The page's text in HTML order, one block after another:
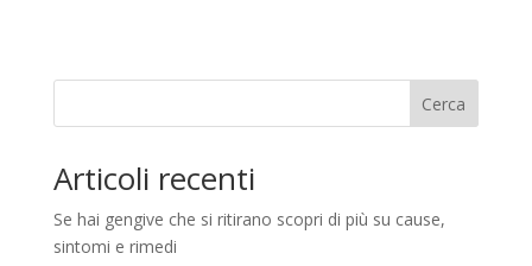
Cerca
Articoli recenti
Se hai gengive che si ritirano scopri di più su cause,
sintomi e rimedi